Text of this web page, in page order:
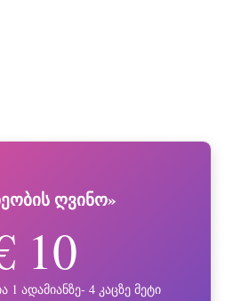
ღვინო»
10
ადამიანზე- 4 კაცზე მეტი